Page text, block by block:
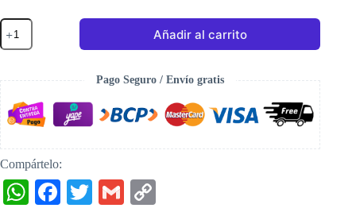
Aspiradora
compresora
aire
para
auto
4
en
1
cantidad
Añadir al carrito
Pago Seguro / Envío gratis
Compártelo:
W
Fa T
G